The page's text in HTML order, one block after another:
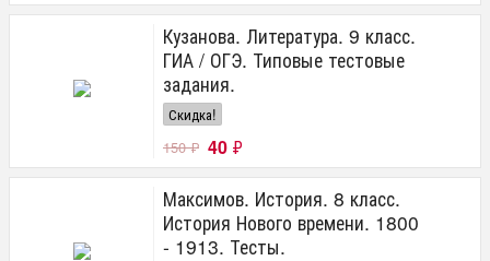
Кузанова. Литература. 9 класс.
ГИА / ОГЭ. Типовые тестовые
задания.
Скидка!
150₽ 40 ₽
Максимов. История. 8 класс.
История Нового времени. 1800
- 1913. Тесты.